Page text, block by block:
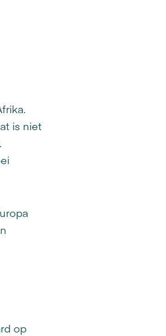
is niet
op